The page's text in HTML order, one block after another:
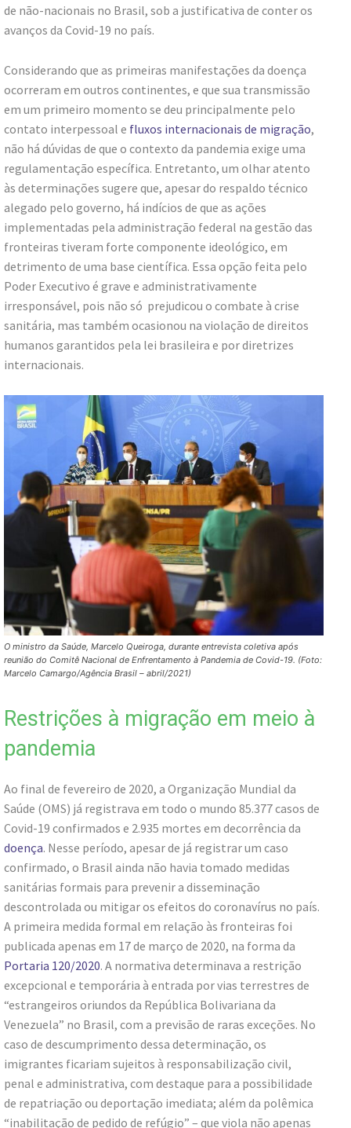
de não-nacionais no Brasil, sob a justificativa de conter os
avanços da Covid-19 no país.
Considerando que as primeiras manifestações da doença
ocorreram em outros continentes, e que sua transmissão
em um primeiro momento se deu principalmente pelo
contato interpessoal e fluxos internacionais de migração,
não há dúvidas de que o contexto da pandemia exige uma
regulamentação específica. Entretanto, um olhar atento
às determinações sugere que, apesar do respaldo técnico
alegado pelo governo, há indícios de que as ações
implementadas pela administração federal na gestão das
fronteiras tiveram forte componente ideológico, em
detrimento de uma base científica. Essa opção feita pelo
Poder Executivo é grave e administrativamente
irresponsável, pois não só prejudicou o combate à crise
sanitária, mas também ocasionou na violação de direitos
humanos garantidos pela lei brasileira e por diretrizes
internacionais.
O ministro da Saúde, Marcelo Queiroga, durante entrevista coletiva após
reunião do Comitê Nacional de Enfrentamento à Pandemia de Covid-19. (Foto:
Marcelo Camargo/Agência Brasil – abril/2021)
Restrições à migração em meio à
pandemia
Ao final de fevereiro de 2020, a Organização Mundial da
Saúde (OMS) já registrava em todo o mundo 85.377 casos de
Covid-19 confirmados e 2.935 mortes em decorrência da
doença. Nesse período, apesar de já registrar um caso
confirmado, o Brasil ainda não havia tomado medidas
sanitárias formais para prevenir a disseminação
descontrolada ou mitigar os efeitos do coronavírus no país.
A primeira medida formal em relação às fronteiras foi
publicada apenas em 17 de março de 2020, na forma da
Portaria 120/2020. A normativa determinava a restrição
excepcional e temporária à entrada por vias terrestres de
“estrangeiros oriundos da República Bolivariana da
Venezuela” no Brasil, com a previsão de raras exceções. No
caso de descumprimento dessa determinação, os
imigrantes ficariam sujeitos à responsabilização civil,
penal e administrativa, com destaque para a possibilidade
de repatriação ou deportação imediata; além da polêmica
“inabilitação de pedido de refúgio” – que viola não apenas